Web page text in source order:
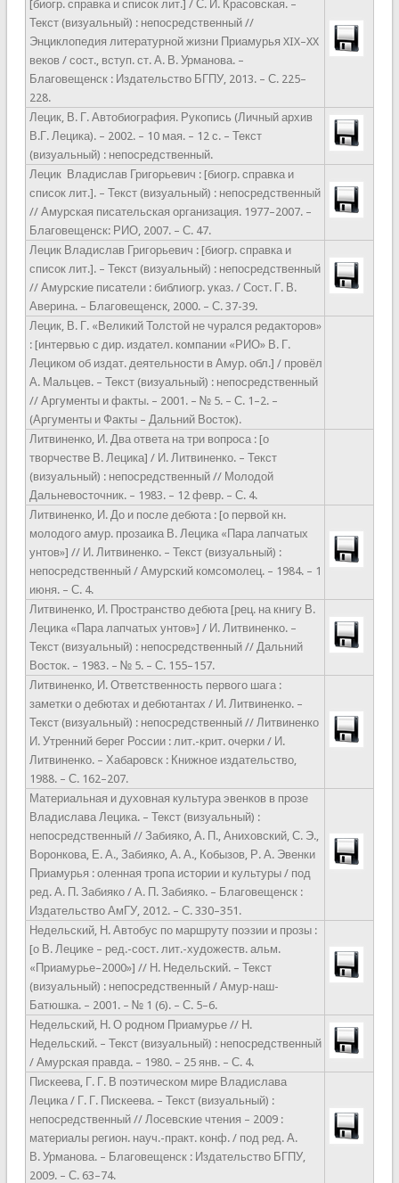
[биогр. справка и список лит.] / С. И. Красовская. –
Текст (визуальный) : непосредственный //
Энциклопедия литературной жизни Приамурья XIX–XX
веков / сост., вступ. ст. А. В. Урманова. –
Благовещенск : Издательство БГПУ, 2013. – С. 225–
228.
Лецик, В. Г. Автобиография. Рукопись (Личный архив
В.Г. Лецика). – 2002. – 10 мая. – 12 с. – Текст
(визуальный) : непосредственный.
Лецик Владислав Григорьевич : [биогр. справка и
список лит.]. – Текст (визуальный) : непосредственный
// Амурская писательская организация. 1977–2007. –
Благовещенск: РИО, 2007. – С. 47.
Лецик Владислав Григорьевич : [биогр. справка и
список лит.]. – Текст (визуальный) : непосредственный
// Амурские писатели : библиогр. указ. / Сост. Г. В.
Аверина. – Благовещенск, 2000. – С. 37-39.
Лецик, В. Г. «Великий Толстой не чурался редакторов»
: [интервью с дир. издател. компании «РИО» В. Г.
Лециком об издат. деятельности в Амур. обл.] / провёл
А. Мальцев. – Текст (визуальный) : непосредственный
// Аргументы и факты. – 2001. – № 5. – С. 1–2. –
(Аргументы и Факты – Дальний Восток).
Литвиненко, И. Два ответа на три вопроса : [о
творчестве В. Лецика] / И. Литвиненко. – Текст
(визуальный) : непосредственный // Молодой
Дальневосточник. – 1983. – 12 февр. – С. 4.
Литвиненко, И. До и после дебюта : [о первой кн.
молодого амур. прозаика В. Лецика «Пара лапчатых
унтов»] // И. Литвиненко. – Текст (визуальный) :
непосредственный / Амурский комсомолец. – 1984. – 1
июня. – С. 4.
Литвиненко, И. Пространство дебюта [рец. на книгу В.
Лецика «Пара лапчатых унтов»] / И. Литвиненко. –
Текст (визуальный) : непосредственный // Дальний
Восток. – 1983. – № 5. – С. 155–157.
Литвиненко, И. Ответственность первого шага :
заметки о дебютах и дебютантах / И. Литвиненко. –
Текст (визуальный) : непосредственный // Литвиненко
И. Утренний берег России : лит.-крит. очерки / И.
Литвиненко. – Хабаровск : Книжное издательство,
1988. – С. 162–207.
Материальная и духовная культура эвенков в прозе
Владислава Лецика. – Текст (визуальный) :
непосредственный // Забияко, А. П., Аниховский, С. Э.,
Воронкова, Е. А., Забияко, А. А., Кобызов, Р. А. Эвенки
Приамурья : оленная тропа истории и культуры / под
ред. А. П. Забияко / А. П. Забияко. – Благовещенск :
Издательство АмГУ, 2012. – С. 330–351.
Недельский, Н. Автобус по маршруту поэзии и прозы :
[о В. Лецике – ред.-сост. лит.-художеств. альм.
«Приамурье–2000»] // Н. Недельский. – Текст
(визуальный) : непосредственный / Амур-наш-
Батюшка. – 2001. – № 1 (6). – С. 5–6.
Недельский, Н. О родном Приамурье // Н.
Недельский. – Текст (визуальный) : непосредственный
/ Амурская правда. – 1980. – 25 янв. – С. 4.
Пискеева, Г. Г. В поэтическом мире Владислава
Лецика / Г. Г. Пискеева. – Текст (визуальный) :
непосредственный // Лосевские чтения – 2009 :
материалы регион. науч.-практ. конф. / под ред. А.
В. Урманова. – Благовещенск : Издательство БГПУ,
2009. – С. 63–74.